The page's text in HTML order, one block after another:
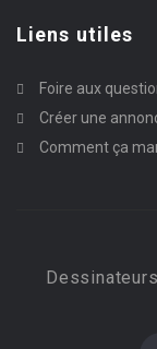
Liens utiles
Foire aux
Créer une
Comment ça